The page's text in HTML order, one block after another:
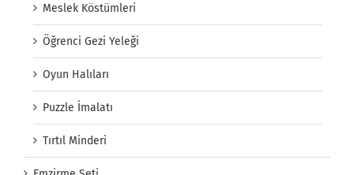
Meslek Köstümleri
Öğrenci Gezi Yeleği
Oyun Halıları
Puzzle İmalatı
Tırtıl Minderi